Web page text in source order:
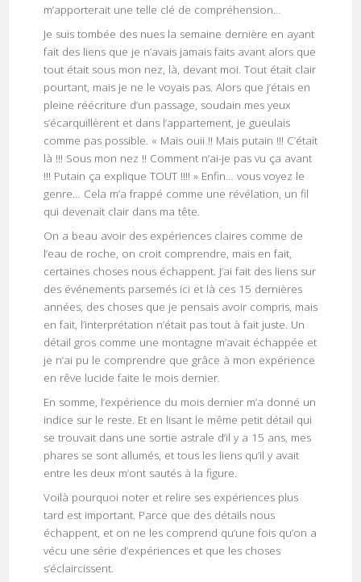
m’apporterait une telle clé de compréhension…
Je suis tombée des nues la semaine dernière en ayant
fait des liens que je n’avais jamais faits avant alors que
tout était sous mon nez, là, devant moi. Tout était clair
pourtant, mais je ne le voyais pas. Alors que j’étais en
pleine réécriture d’un passage, soudain mes yeux
s’écarquillèrent et dans l’appartement, je gueulais
comme pas possible. « Mais ouii !! Mais putain !!! C’était
là !!! Sous mon nez !! Comment n’ai-je pas vu ça avant
!!! Putain ça explique TOUT !!!! » Enfin… vous voyez le
genre… Cela m’a frappé comme une révélation, un fil
qui devenait clair dans ma tête.
On a beau avoir des expériences claires comme de
l’eau de roche, on croit comprendre, mais en fait,
certaines choses nous échappent. J’ai fait des liens sur
des événements parsemés ici et là ces 15 dernières
années, des choses que je pensais avoir compris, mais
en fait, l’interprétation n’était pas tout à fait juste. Un
détail gros comme une montagne m’avait échappée et
je n’ai pu le comprendre que grâce à mon expérience
en rêve lucide faite le mois dernier.
En somme, l’expérience du mois dernier m’a donné un
indice sur le reste. Et en lisant le même petit détail qui
se trouvait dans une sortie astrale d’il y a 15 ans, mes
phares se sont allumés, et tous les liens qu’il y avait
entre les deux m’ont sautés à la figure.
Voilà pourquoi noter et relire ses expériences plus
tard est important. Parce que des détails nous
échappent, et on ne les comprend qu’une fois qu’on a
vécu une série d’expériences et que les choses
s’éclaircissent.